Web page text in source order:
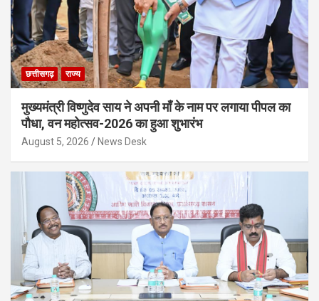
छत्तीसगढ़ राज्य
मुख्यमंत्री विष्णुदेव साय ने अपनी माँ के नाम पर लगाया पीपल का
पौधा, वन महोत्सव-2026 का हुआ शुभारंभ
August 5, 2026 News Desk